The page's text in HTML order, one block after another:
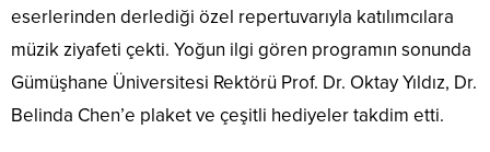
eserlerinden derlediği özel repertuvarıyla katılımcılara
müzik ziyafeti çekti. Yoğun ilgi gören programın sonunda
Gümüşhane Üniversitesi Rektörü Prof. Dr. Oktay Yıldız, Dr.
Belinda Chen’e plaket ve çeşitli hediyeler takdim etti.